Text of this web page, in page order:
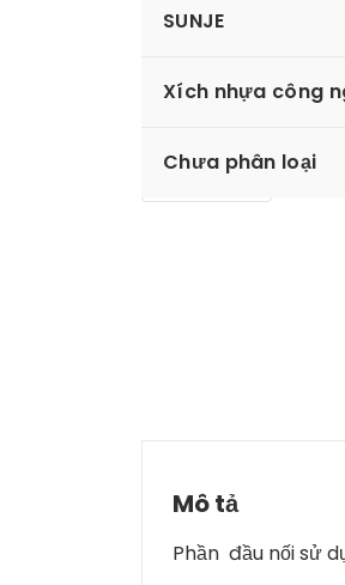
SUNJE
Xích nhựa công
Chưa phân loại
Mô tả
Phần đầu nối sử